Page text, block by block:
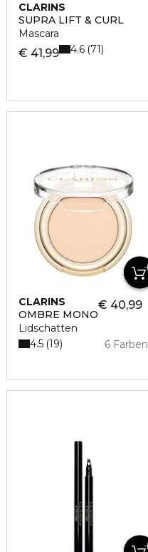
CLARINS
SUPRA LIFT & CURL
Mascara
€ 41,99 4.6 71
CLARINS
OMBRE MONO
Lidschatten
€ 40,99
6 Farben
4.5 19